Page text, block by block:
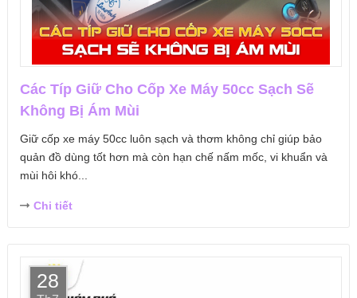
Các Típ Giữ Cho Cốp Xe Máy 50cc Sạch Sẽ
Không Bị Ám Mùi
Giữ cốp xe máy 50cc luôn sạch và thơm không chỉ giúp bảo
quản đồ dùng tốt hơn mà còn hạn chế nấm mốc, vi khuẩn và
mùi hôi khó...
Chi tiết
28